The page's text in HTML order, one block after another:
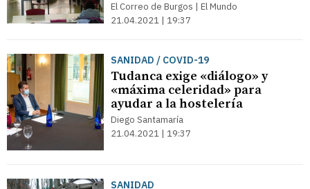
El Correo de Burgos | El Mundo
21.04.2021 | 19:37
SANIDAD / COVID-19
Tudanca exige «diálogo» y
«máxima celeridad» para
ayudar a la hostelería
Diego Santamaría
21.04.2021 | 19:37
SANIDAD